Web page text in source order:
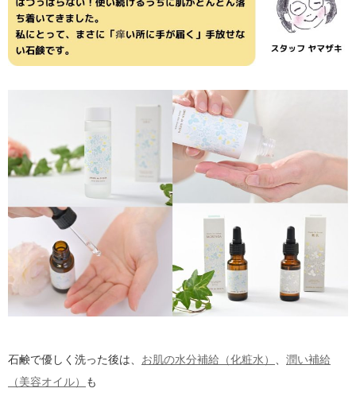
石鹸で優しく洗った後は、 お肌の水分補給（化粧水）
潤い補給
（美容オイル）
も